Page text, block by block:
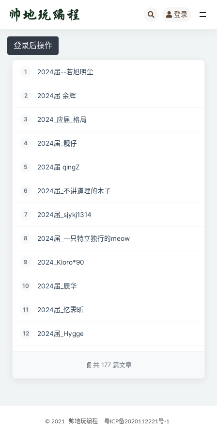
登录
登录后操作
1 2024届--若旭明尘
2 2024届 余辉
3 2024_应届_格局
4 2024届_靓仔
5 2024届 qingZ
6 2024届_不讲道理的木子
7 2024届_sjykj1314
8 2024届_一只特立独行的meow
9 2024_Kloro*90
10 2024届_辰华
11 2024届_忆霁昕
12 2024届_Hygge
共 177 篇文章
© 2021 帅地玩编程 粤ICP备2020112221号-1